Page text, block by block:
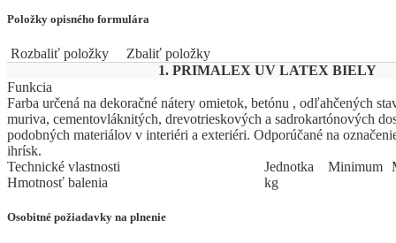
Položky opisného formulára
Rozbaliť položky
Zbaliť položky
1. PRIMALEX UV LATEX BIELY
Funkcia
Farba určená na dekoračné nátery omietok, betónu , odľahčených
muriva, cementovláknitých, drevotrieskových a sadrokartónových
podobných materiálov v interiéri a exteriéri. Odporúčané na
ihrísk.
Technické vlastnosti
Jed­not­ka Mi­ni­mum
Hmotnosť balenia
kg
Osobitné požiadavky na plnenie